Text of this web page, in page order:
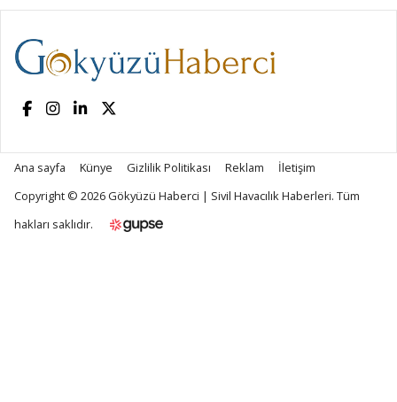
Ana sayfa Künye Gizlilik Politikası Reklam
İletişim
Copyright © 2026 Gökyüzü Haberci | Sivil Havacılık Haberleri. Tüm
hakları saklıdır.